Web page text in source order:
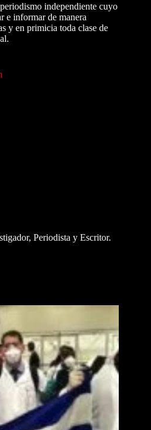
independiente cuyo
e informar de manera
y en primicia toda clase de
Periodista y Escritor.